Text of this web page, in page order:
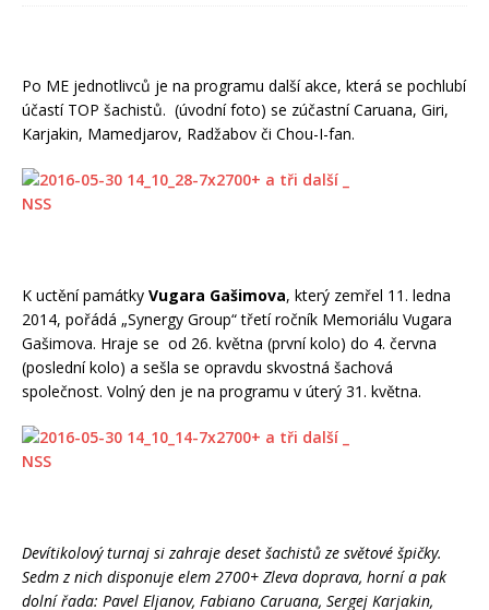
Po ME jednotlivců je na programu další akce, která se pochlubí
účastí TOP šachistů. (úvodní foto) se zúčastní Caruana, Giri,
Karjakin, Mamedjarov, Radžabov či Chou-I-fan.
K uctění památky Vugara Gašimova, který zemřel 11. ledna
2014, pořádá „Synergy Group“ třetí ročník Memoriálu Vugara
Gašimova. Hraje se od 26. května (první kolo) do 4. června
(poslední kolo) a sešla se opravdu skvostná šachová
společnost. Volný den je na programu v úterý 31. května.
Devítikolový turnaj si zahraje deset šachistů ze světové špičky.
Sedm z nich disponuje elem 2700+ Zleva doprava, horní a pak
dolní řada: Pavel Eljanov, Fabiano Caruana, Sergej Karjakin,